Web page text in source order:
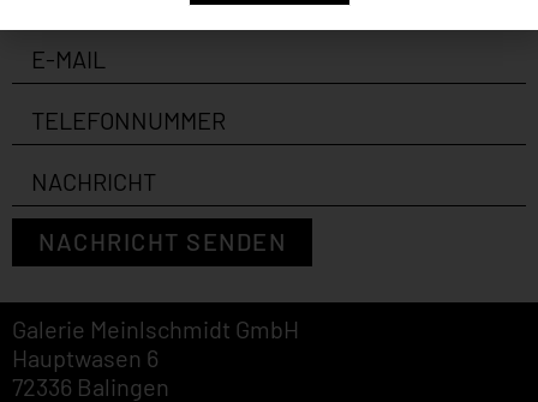
NACHRICHT SENDEN
Galerie Meinlschmidt GmbH
Hauptwasen 6
72336 Balingen